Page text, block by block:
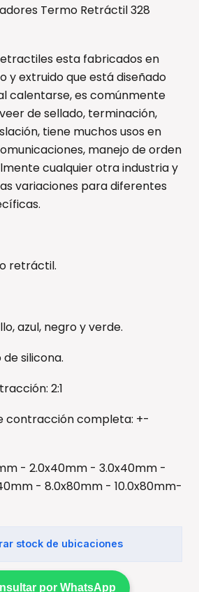
Termo Retráctil 328
esta fabricados en
y extruido que está diseñado
calentarse, es comúnmente
de sellado, terminación,
tiene muchos usos en
manejo de orden
cualquier otra industria y
variaciones para diferentes
retráctil.
azul, negro y verde.
silicona.
2:1
contracción completa: +-
- 2.0x40mm - 3.0x40mm -
- 8.0x80mm - 10.0x80mm-
stock de ubicaciones
por WhatsApp